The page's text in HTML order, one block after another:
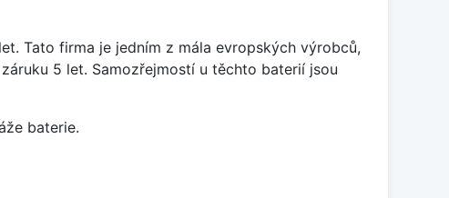
Tato firma je jedním z mála evropských výrobců,
5 let. Samozřejmostí u těchto baterií jsou
baterie.